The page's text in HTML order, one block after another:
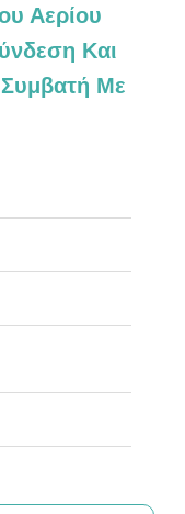
Αερίου
Και
Συμβατή Με